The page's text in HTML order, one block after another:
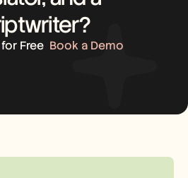
Free Book a Demo